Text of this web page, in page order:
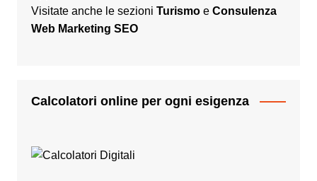
Visitate anche le sezioni Turismo e Consulenza
Web Marketing SEO
Calcolatori online per ogni esigenza